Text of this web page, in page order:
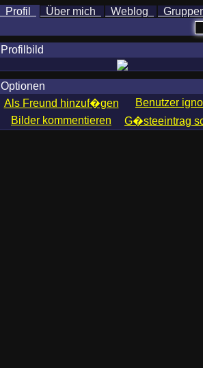
Profil Über mich Weblog
Profilbild
Optionen
Als Freund hinzuf�gen
Benutzer
Bilder kommentieren
G�steeintrag